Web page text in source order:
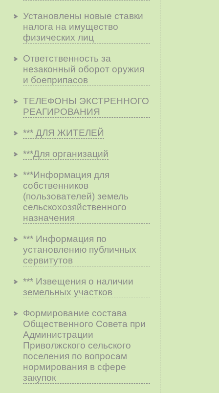
Установлены новые ставки
налога на имущество
физических лиц
Ответственность за
незаконный оборот оружия
и боеприпасов
ТЕЛЕФОНЫ ЭКСТРЕННОГО
РЕАГИРОВАНИЯ
*** ДЛЯ ЖИТЕЛЕЙ
***Для организаций
***Информация для
собственников
(пользователей) земель
сельскохозяйственного
назначения
*** Информация по
установлению публичных
сервитутов
*** Извещения о наличии
земельных участков
Формирование состава
Общественного Совета при
Администрации
Приволжского сельского
поселения по вопросам
нopмиpoвaния в cфepe
зaкyпoк